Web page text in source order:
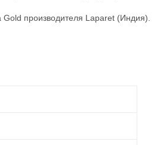
производителя Laparet (Индия).